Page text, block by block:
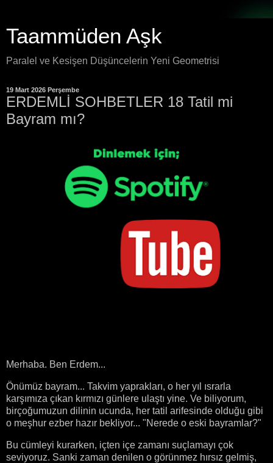
Taammüden Aşk
Paralel ve Kesişen Düşüncelerin Yeni Geometrisi
19 Mart 2026 Perşembe
ERDEMLİ SOHBETLER 18 Tatil mi
Bayram mı?
Merhaba. Ben Erdem...
Önümüz bayram... Takvim yaprakları, o her yıl ısrarla
karşımıza çıkan kırmızı günlere ulaştı yine. Ve biliyorum,
birçoğumuzun dilinin ucunda, her tatil arifesinde olduğu gibi
o meşhur ezber hazır bekliyor... "Nerede o eski bayramlar?"
Bu cümleyi kurarken, içten içe zamanı suçlamayı çok
seviyoruz. Sanki zaman denilen o görünmez hırsız gelmiş,